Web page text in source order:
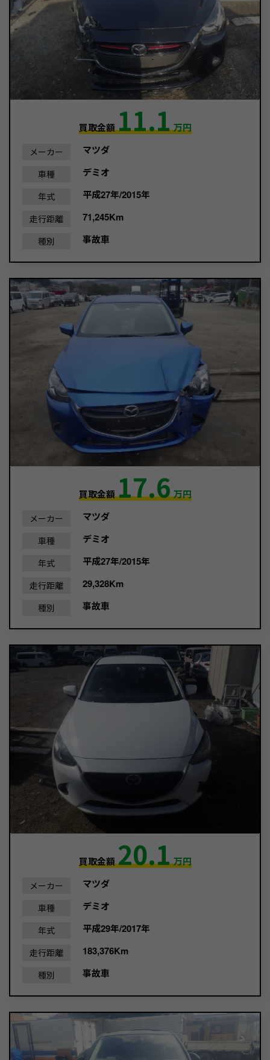
買取金額11.1万円
メーカー マツダ
車種 デミオ
年式 平成27年/2015年
走行距離 71,245Km
種別 事故車
買取金額17.6万円
メーカー マツダ
車種 デミオ
年式 平成27年/2015年
走行距離 29,328Km
種別 事故車
買取金額20.1万円
メーカー マツダ
車種 デミオ
年式 平成29年/2017年
走行距離 183,376Km
種別 事故車